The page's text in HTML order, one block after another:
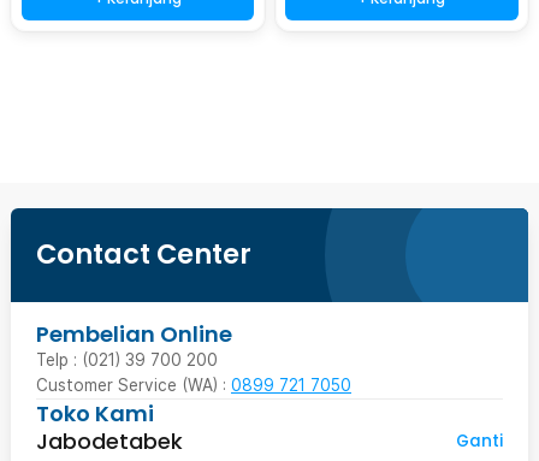
Contact Center
Pembelian Online
Telp : (021) 39 700 200
Customer Service (WA) : 0899 721 7050
Toko Kami
Jabodetabek
Ganti